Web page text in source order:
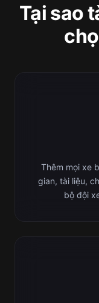
Tại sao
Thêm mọi xe
gian, tài liệu,
bộ đội